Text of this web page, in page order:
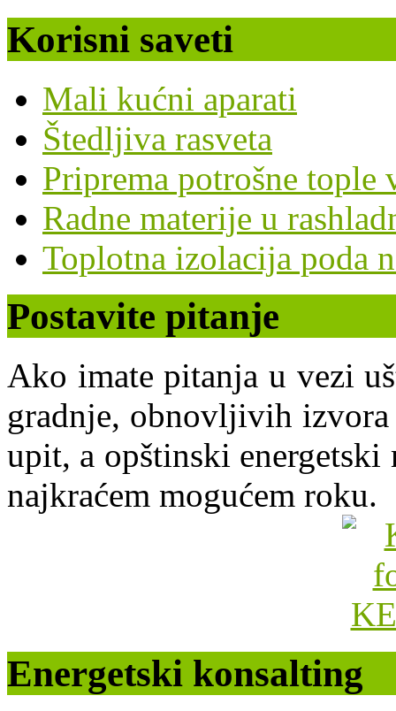
Korisni saveti
Mali kućni aparati
Štedljiva rasveta
Priprema potrošne tople
Radne materije u
Toplotna izolacija poda
Postavite pitanje
Ako imate pitanja u vezi
gradnje, obnovljivih izvora
upit, a opštinski energetski
najkraćem mogućem roku.
Energetski konsalting